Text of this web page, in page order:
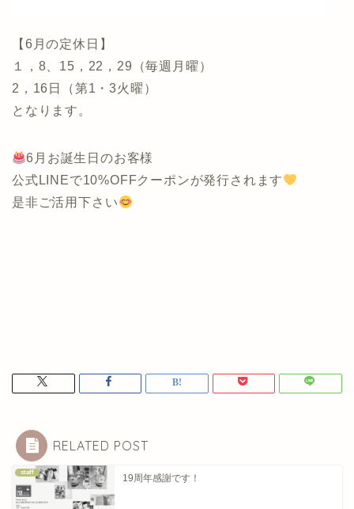
【6月の定休日】
１，8、15，22，29（毎週月曜）
2，16日（第1・3火曜）
となります。
6月お誕生日のお客様
公式LINEで10%OFFクーポンが発行されます
是非ご活用下さい
RELATED POST
staff
19周年感謝です！